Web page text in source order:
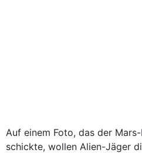
Auf einem Foto, das der
schickte, wollen Alien-Jäger